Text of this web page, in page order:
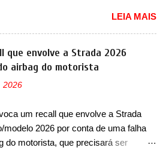
algumas imagens externas e
sobre o sedã, que terá seu
ainda neste ano de 2026. Em
design, o Formula S segue
as mesmas linhas do conceito
no primeiro semestre. Na dianteira, o
com faróis mais quadrados e
com luzes ...
as primeiras imagens teaser de um
que vai oferecer aos seus
Trata-se do Dune, um cupê
que terá uma proposta off-road
outros esportivos recentemente
o Porsche 911 Dakar e o...
grande parte no desenvolvimento
Baseado no Huracán, o Dune nasce
proposta similar ao que a marca
LEIA MAIS
que envolve a Strada 2026
airbag do motorista
2026
um recall que envolve a Strada
modelo 2026 por conta de uma falha
do motorista, que precisará ser